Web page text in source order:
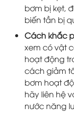
bơm bị kẹt,
biến tần bị
Cách khắc
xem có vật
hoạt động
cách giảm
bơm hoạt
hãy liên hệ
nước năng